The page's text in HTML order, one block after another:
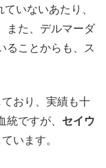
いないあたり、
また、デルマーダ
ることからも、ス
おり、実績も十
ですが、 セイウ
います。